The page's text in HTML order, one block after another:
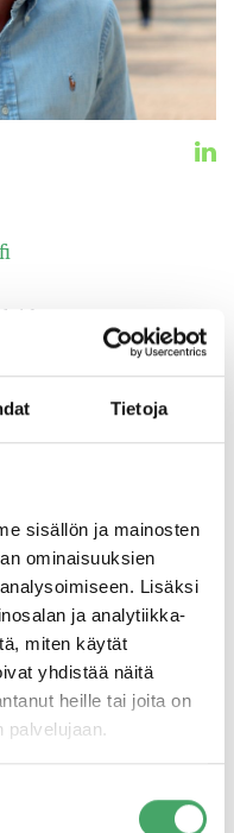
Tietoja
sisällön ja mainosten
ominaisuuksien
Lisäksi
ja analytiikka-
miten käytät
yhdistää näitä
heille tai joita on
palvelujaan.
neuvonannosta
hänellä on vahva
Aki
ja markkinoiden